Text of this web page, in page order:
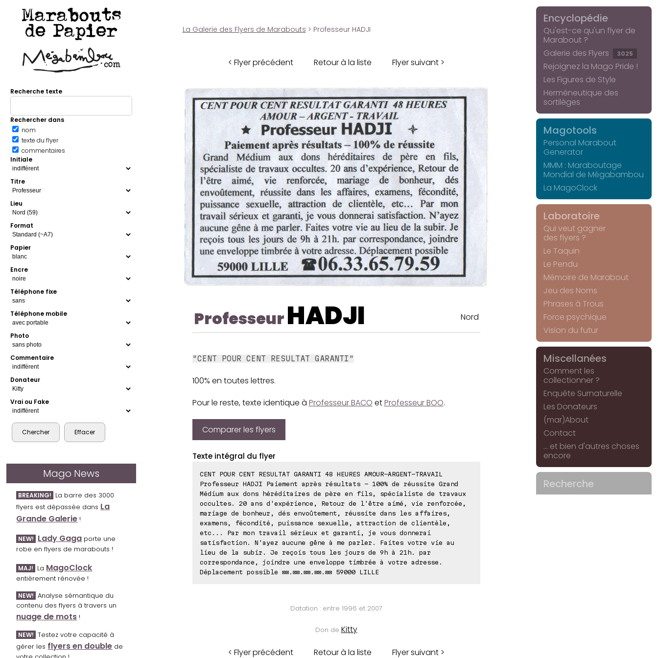
Marabouts
de Papier
Recherche texte
Rechercher dans
nom
texte du flyer
commentaires
Initiale
Titre
Lieu
Format
Papier
Encre
Téléphone fixe
Téléphone mobile
Photo
Commentaire
Donateur
Vrai ou Fake
Mago News
BREAKING! La barre des 3000
flyers est dépassée dans La
Grande Galerie !
NEW! Lady Gaga porte une
robe en flyers de marabouts !
MAJ! La MagoClock
entièrement rénovée !
NEW! Analyse sémantique du
contenu des flyers à travers un
nuage de mots !
NEW! Testez votre capacité à
gérer les flyers en double de
La Galerie des Flyers de Marabouts > Professeur HADJI
< Flyer précédent Retour à la liste Flyer suivant >
ProfesseurHADJI Nord
"CENT POUR CENT RESULTAT GARANTI"
100% en toutes lettres.
Pour le reste, texte identique à Professeur BACO etProfesseur BOO.
Comparer les flyers
Texte intégral du flyer
CENT POUR CENT RESULTAT GARANTI 48 HEURES AMOUR-ARGENT-TRAVAIL
Professeur HADJI Paiement après résultats - 100% de réussite Grand
Médium aux dons héréditaires de père en fils, spécialiste de travaux
occultes. 20 ans d'expérience, Retour de l'être aimé, vie renforcée,
mariage de bonheur, dés envoûtement, réussite dans les affaires,
examens, fécondité, puissance sexuelle, attraction de clientèle,
etc... Par mon travail sérieux et garanti, je vous donnerai
satisfaction. N'ayez aucune gêne à me parler. Faites votre vie au
lieu de la subir. Je reçois tous les jours de 9h à 21h. par
correspondance, joindre une enveloppe timbrée à votre adresse.
Déplacement possible ⊠⊠.⊠⊠.⊠⊠.⊠⊠.⊠⊠ 59000 LILLE
Datation : entre 1996 et 2007
Don de Kitty
< Flyer précédent Retour à la liste Flyer suivant >
Encyclopédie
Qu'est-ce qu'un flyer de
Marabout ?
Galerie des Flyers
3025
Rejoignez la Mago Pride !
Les Figures de Style
Herméneutique des
sortilèges
Magotools
Personal Marabout
Generator
MMM : Maraboutage
Mondial de Mégabambou
La MagoClock
Laboratoire
Qui veut gagner
des flyers ?
Le Taquin
Le Pendu
Mémoire de Marabout
Jeu des Noms
Phrases à Trous
Force psychique
Vision du futur
Miscellanées
Comment les
collectionner ?
Enquête Surnaturelle
Les Donateurs
(mar)About
Contact
... et bien d'autres choses
encore
Recherche